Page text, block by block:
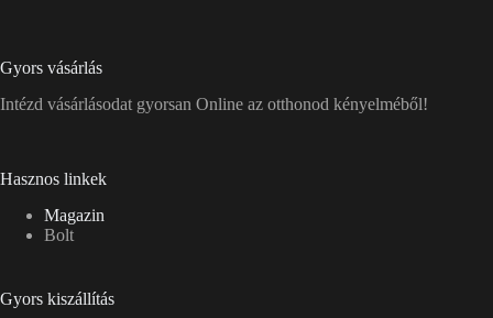
Gyors vásárlás
Intézd vásárlásodat gyorsan Online az otthonod kényelméből!
Hasznos linkek
Magazin
Bolt
Gyors kiszállítás